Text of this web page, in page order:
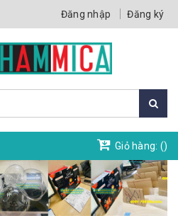
Đăng nhập Đăng ký
Giỏ hàng: ()